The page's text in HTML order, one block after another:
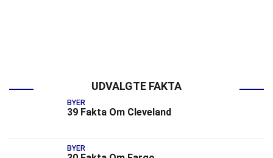
UDVALGTE FAKTA
BYER
39 Fakta Om Cleveland
BYER